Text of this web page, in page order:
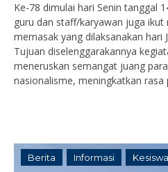
Ke-78 dimulai hari Senin tanggal
guru dan staff/karyawan juga
memasak yang dilaksanakan hari
Tujuan diselenggarakannya
meneruskan semangat juang
nasionalisme, meningkatkan rasa
Berita Informasi